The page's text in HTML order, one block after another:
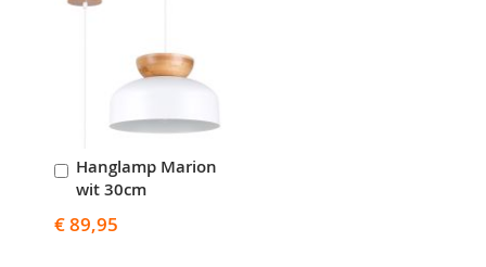
Hanglamp Marion
wit 30cm
€ 89,95
In
Winkelwagen